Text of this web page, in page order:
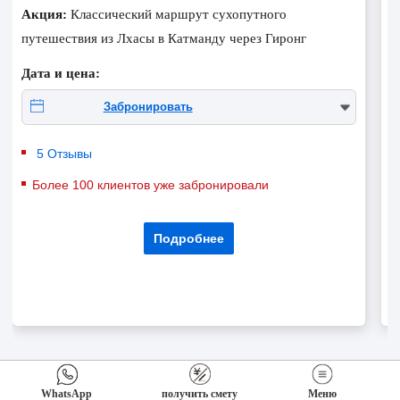
WhatsApp получить смету Меню
Акция: Классический маршрут сухопутного
путешествия из Лхасы в Катманду через Гиронг
Дата и цена:
Забронировать
5 Отзывы
Более 100 клиентов уже забронировали
Подробнее